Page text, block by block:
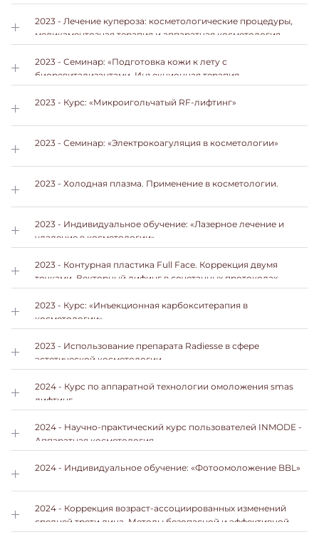
«Профиль Джоли»
2023 - Лечение купероза: косметологические процедуры,
медикаментозная терапия и аппаратная косметология
2023 - Семинар: «Подготовка кожи к лету с
биоревитализантами. Инъекционная терапия
гиперпигментации и защита от воздействия солнечных
лучей»
2023 - Курс: «Микроигольчатый RF-лифтинг»
2023 - Семинар: «Электрокоагуляция в косметологии»
2023 - Холодная плазма. Применение в косметологии.
2023 - Индивидуальное обучение: «Лазерное лечение и
удаление в косметологии»
2023 - Контурная пластика Full Face. Коррекция двумя
точками. Векторный лифинг в сочетанных протоколах
2023 - Курс: «Инъекционная карбокситерапия в
косметологии»
2023 - Использование препарата Radiesse в сфере
эстетической косметологии
2024 - Курс по аппаратной технологии омоложения smas
лифтинг
2024 - Научно-практический курс пользователей INMODE -
Аппаратная косметология.
2024 - Индивидуальное обучение: «Фотоомоложение BBL»
2024 - Коррекция возраст-ассоциированных изменений
средней трети лица. Методы безопасной и эффективной
имплантации филлеров SkinPlus-HYAL ретикулированных